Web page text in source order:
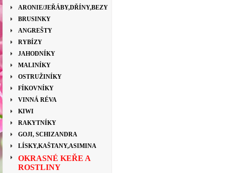
ARONIE/JEŘÁBY,DŘÍNY,BEZY
BRUSINKY
ANGREŠTY
RYBÍZY
JAHODNÍKY
MALINÍKY
OSTRUŽINÍKY
FÍKOVNÍKY
VINNÁ RÉVA
KIWI
RAKYTNÍKY
GOJI, SCHIZANDRA
LÍSKY,KAŠTANY,ASIMINA
OKRASNÉ KEŘE A
ROSTLINY